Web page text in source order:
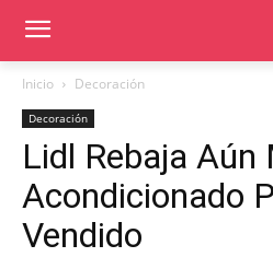
Inicio Decoración
Decoración
Lidl Rebaja Aún
Acondicionado
Vendido